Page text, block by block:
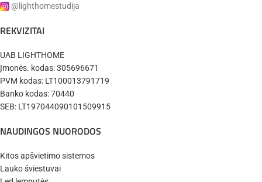
@lighthomestudija
REKVIZITAI
UAB LIGHTHOME
Įmonės. kodas: 305696671
PVM kodas: LT100013791719
Banko kodas: 70440
SEB: LT197044090101509915
NAUDINGOS NUORODOS
Kitos apšvietimo sistemos
Lauko šviestuvai